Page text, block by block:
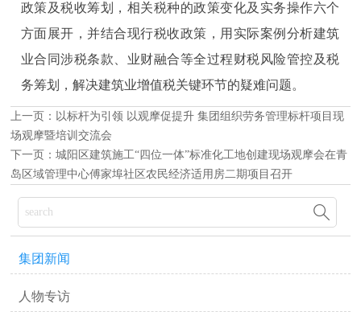
政策及税收筹划，相关税种的政策变化及实务操作六个
方面展开，并结合现行税收政策，用实际案例分析建筑
业合同涉税条款、业财融合等全过程财税风险管控及税
务筹划，解决建筑业增值税关键环节的疑难问题。
上一页： 以标杆为引领 以观摩促提升 集团组织劳务管理标杆项目现
场观摩暨培训交流会
下一页：城阳区建筑施工“四位一体”标准化工地创建现场观摩会在青
岛区域管理中心傅家埠社区农民经济适用房二期项目召开

集团新闻
人物专访